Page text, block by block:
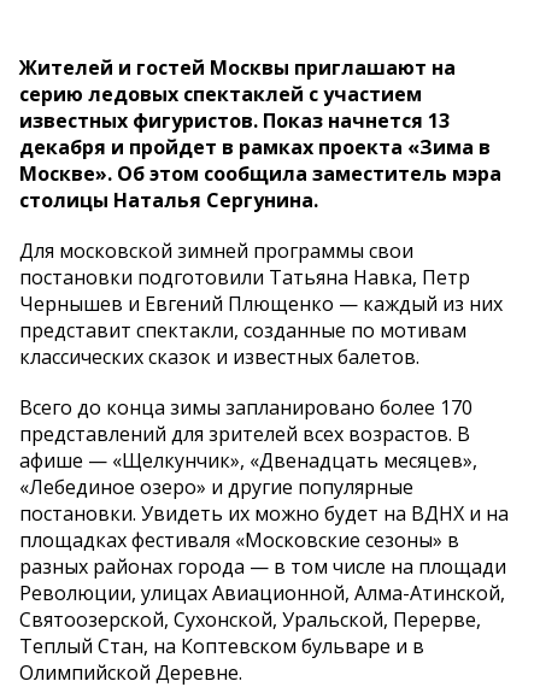
Жителей и гостей Москвы приглашают на
серию ледовых спектаклей с участием
известных фигуристов. Показ начнется 13
декабря и пройдет в рамках проекта «Зима в
Москве». Об этом сообщила заместитель мэра
столицы Наталья Сергунина.
Для московской зимней программы свои
постановки подготовили Татьяна Навка, Петр
Чернышев и Евгений Плющенко — каждый из них
представит спектакли, созданные по мотивам
классических сказок и известных балетов.
Всего до конца зимы запланировано более 170
представлений для зрителей всех возрастов. В
афише — «Щелкунчик», «Двенадцать месяцев»,
«Лебединое озеро» и другие популярные
постановки. Увидеть их можно будет на ВДНХ и на
площадках фестиваля «Московские сезоны» в
разных районах города — в том числе на площади
Революции, улицах Авиационной, Алма-Атинской,
Святоозерской, Сухонской, Уральской, Перерве,
Теплый Стан, на Коптевском бульваре и в
Олимпийской Деревне.